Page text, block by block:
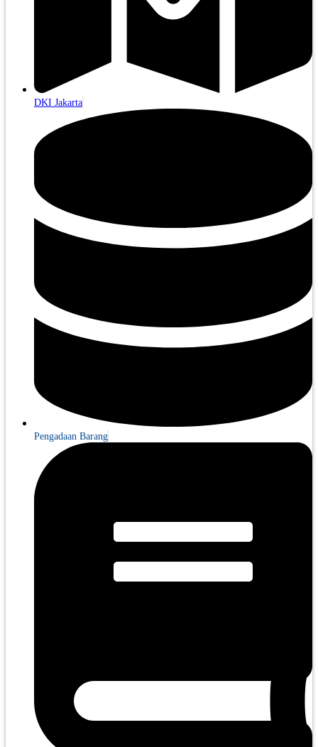
DKI Jakarta
Pengadaan Barang